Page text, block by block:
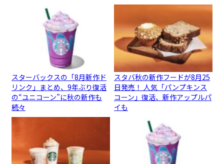
スターバックスの「8月新作ド
リンク」まとめ、9年ぶり復活
の“ユニコーン”に秋の新作も
続々
スタバ秋の新作フードが8月25
日発売！ 人気「パンプキンス
コーン」復活、新作アップルパ
イも